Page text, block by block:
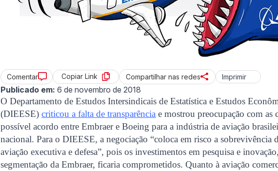
Comentar Copiar Link Compartilhar nas redes Imprimir
Publicado em: 6 de novembro de 2018
O Departamento de Estudos Intersindicais de Estatística e Estudos
(DIEESE)criticou a falta de transparência e mostrou preocupação com as
possível acordo entre Embraer e Boeing para a indústria de aviação
nacional. Para o DIEESE, a negociação “coloca em risco a sobrevivência
aviação executiva e defesa”, pois os investimentos em pesquisa e
segmentação da Embraer, ficaria comprometidos. Quanto à aviação